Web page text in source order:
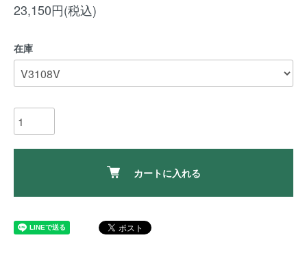
23,150円(税込)
在庫
カートに入れる